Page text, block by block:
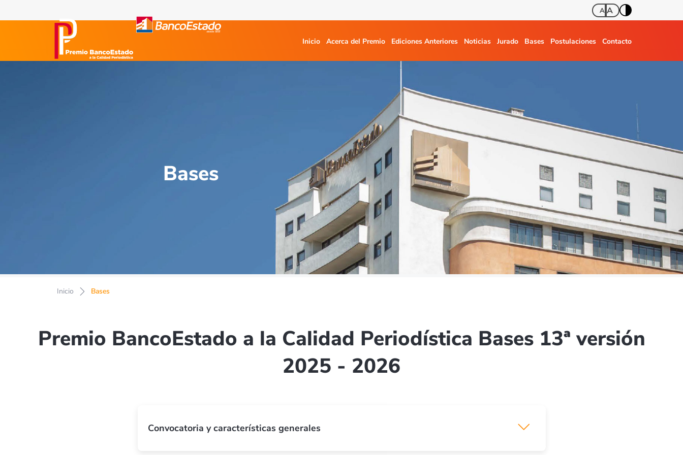
A A
Inicio Acerca del Premio Ediciones Anteriores Noticias Jurado Bases Postulaciones Contacto
Bases
Inicio Bases
Premio BancoEstado a la Calidad Periodística Bases 13ª versión
2025 - 2026
Convocatoria y características generales